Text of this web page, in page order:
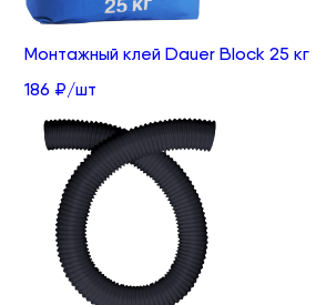
Монтажный клей Dauer Block 25 кг
186 ₽/шт